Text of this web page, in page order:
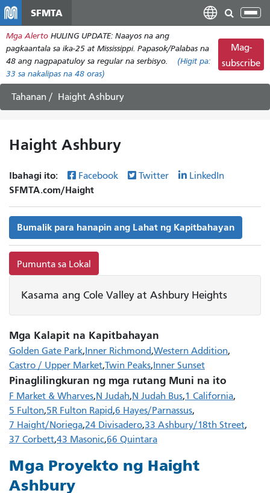
pangunahing
nilalaman
SFMTA
I-
ang
Mga Alerto HULING UPDATE: Naayos na ang
pagkaantala sa ika-25 at Mississippi. Papasok/Palabas na
48 ang nagpapatuloy sa regular na serbisyo.
(Higit pa:
33 sa nakalipas na 48 oras)
Mag-
subscribe
Tahanan Haight Ashbury
Haight Ashbury
Ibahagi ito: Facebook Twitter LinkedIn
SFMTA.com/Haight
Bumalik para hanapin ang Lahat ng Kapitbahayan
Pumunta sa Lokal
Kasama ang Cole Valley at Ashbury Heights
Mga Kalapit na Kapitbahayan
Golden Gate Park Inner Richmond Western Addition
Castro / Upper Market Twin Peaks Inner Sunset
Pinaglilingkuran ng mga rutang Muni na ito
F Market & Wharves N Judah N Judah Bus 1 California
5 Fulton 5R Fulton Rapid 6 Hayes/Parnassus
7 Haight/Noriega 24 Divisadero 33 Ashbury/18th Street
37 Corbett 43 Masonic 66 Quintara
Mga Proyekto ng Haight
Ashbury